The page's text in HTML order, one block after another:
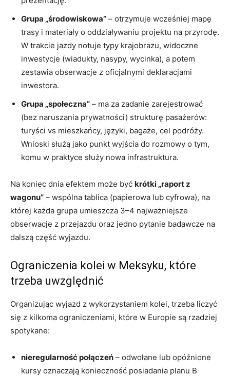
Grupa „środowiskowa” – otrzymuje wcześniej mapę
trasy i materiały o oddziaływaniu projektu na przyrodę.
W trakcie jazdy notuje typy krajobrazu, widoczne
inwestycje (wiadukty, nasypy, wycinka), a potem
zestawia obserwacje z oficjalnymi deklaracjami
inwestora.
Grupa „społeczna” – ma za zadanie zarejestrować
(bez naruszania prywatności) strukturę pasażerów:
turyści vs mieszkańcy, języki, bagaże, cel podróży.
Wnioski służą jako punkt wyjścia do rozmowy o tym,
komu w praktyce służy nowa infrastruktura.
Na koniec dnia efektem może być krótki „raport z
wagonu” – wspólna tablica (papierowa lub cyfrowa), na
której każda grupa umieszcza 3–4 najważniejsze
obserwacje z przejazdu oraz jedno pytanie badawcze na
dalszą część wyjazdu.
Ograniczenia kolei w Meksyku, które
trzeba uwzględnić
Organizując wyjazd z wykorzystaniem kolei, trzeba liczyć
się z kilkoma ograniczeniami, które w Europie są rzadziej
spotykane:
nieregularność połączeń – odwołane lub opóźnione
kursy oznaczają konieczność posiadania planu B